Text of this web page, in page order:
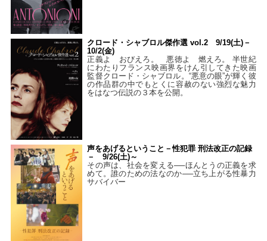
クロード・シャブロル傑作選 vol.2 9/19(土)－
10/2(金)
正義よ おびえろ。 悪徳よ 燃えろ。 半世紀
にわたりフランス映画界をけん引してきた映画
監督クロード・シャブロル。“悪意の眼”が輝く彼
の作品群の中でもとくに容赦のない強烈な魅力
をはなつ伝説の３本を公開。
声をあげるということ－性犯罪 刑法改正の記録
－ 9/26(土)～
その声は、社会を変える──ほんとうの正義を求
めて。誰のための法なのか──立ち上がる性暴力
サバイバー